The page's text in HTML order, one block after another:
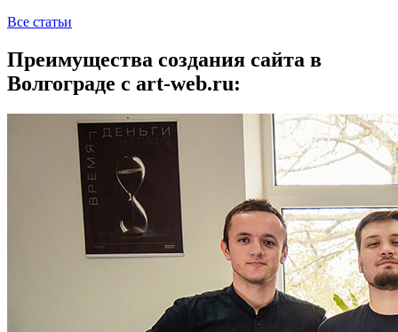
Все статьи
Преимущества создания сайта в
Волгограде с art-web.ru: